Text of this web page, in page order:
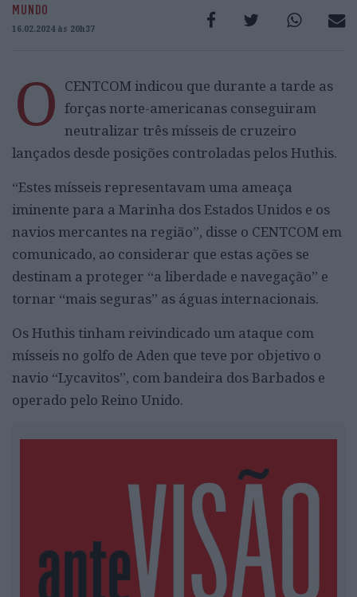
MUNDO
16.02.2024 às 20h37
O CENTCOM indicou que durante a tarde as
forças norte-americanas conseguiram
neutralizar três mísseis de cruzeiro
lançados desde posições controladas pelos Huthis.
“Estes mísseis representavam uma ameaça
iminente para a Marinha dos Estados Unidos e os
navios mercantes na região”, disse o CENTCOM em
comunicado, ao considerar que estas ações se
destinam a proteger “a liberdade e navegação” e
tornar “mais seguras” as águas internacionais.
Os Huthis tinham reivindicado um ataque com
mísseis no golfo de Aden que teve por objetivo o
navio “Lycavitos”, com bandeira dos Barbados e
operado pelo Reino Unido.